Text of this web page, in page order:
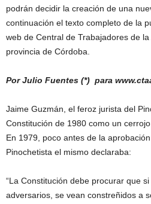
podrán decidir la creación de una
continuación el texto completo de la
web de Central de Trabajadores de
provincia de Córdoba.
Por Julio Fuentes (*) para
Jaime Guzmán, el feroz jurista del
Constitución de 1980 como un
En 1979, poco antes de la
Pinochetista el mismo declaraba:
“La Constitución debe procurar que
adversarios, se vean constreñidos a